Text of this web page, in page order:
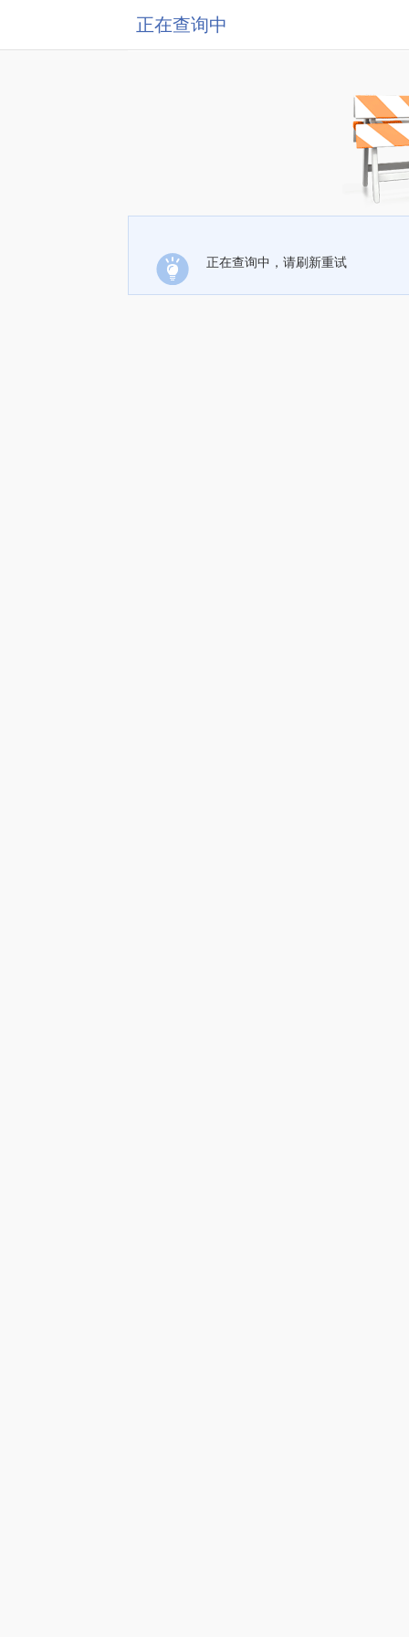
正在查询中
正在查询中，请刷新重试